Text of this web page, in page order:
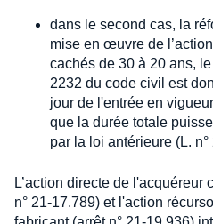
dans le second cas, la
mise en œuvre de
cachés de 30 à 20 ans,
2232 du code civil est
jour de l'entrée en
que la durée totale
par la loi antérieure (L.
L’action directe de l'acquéreur
n° 21-17.789) et l'action